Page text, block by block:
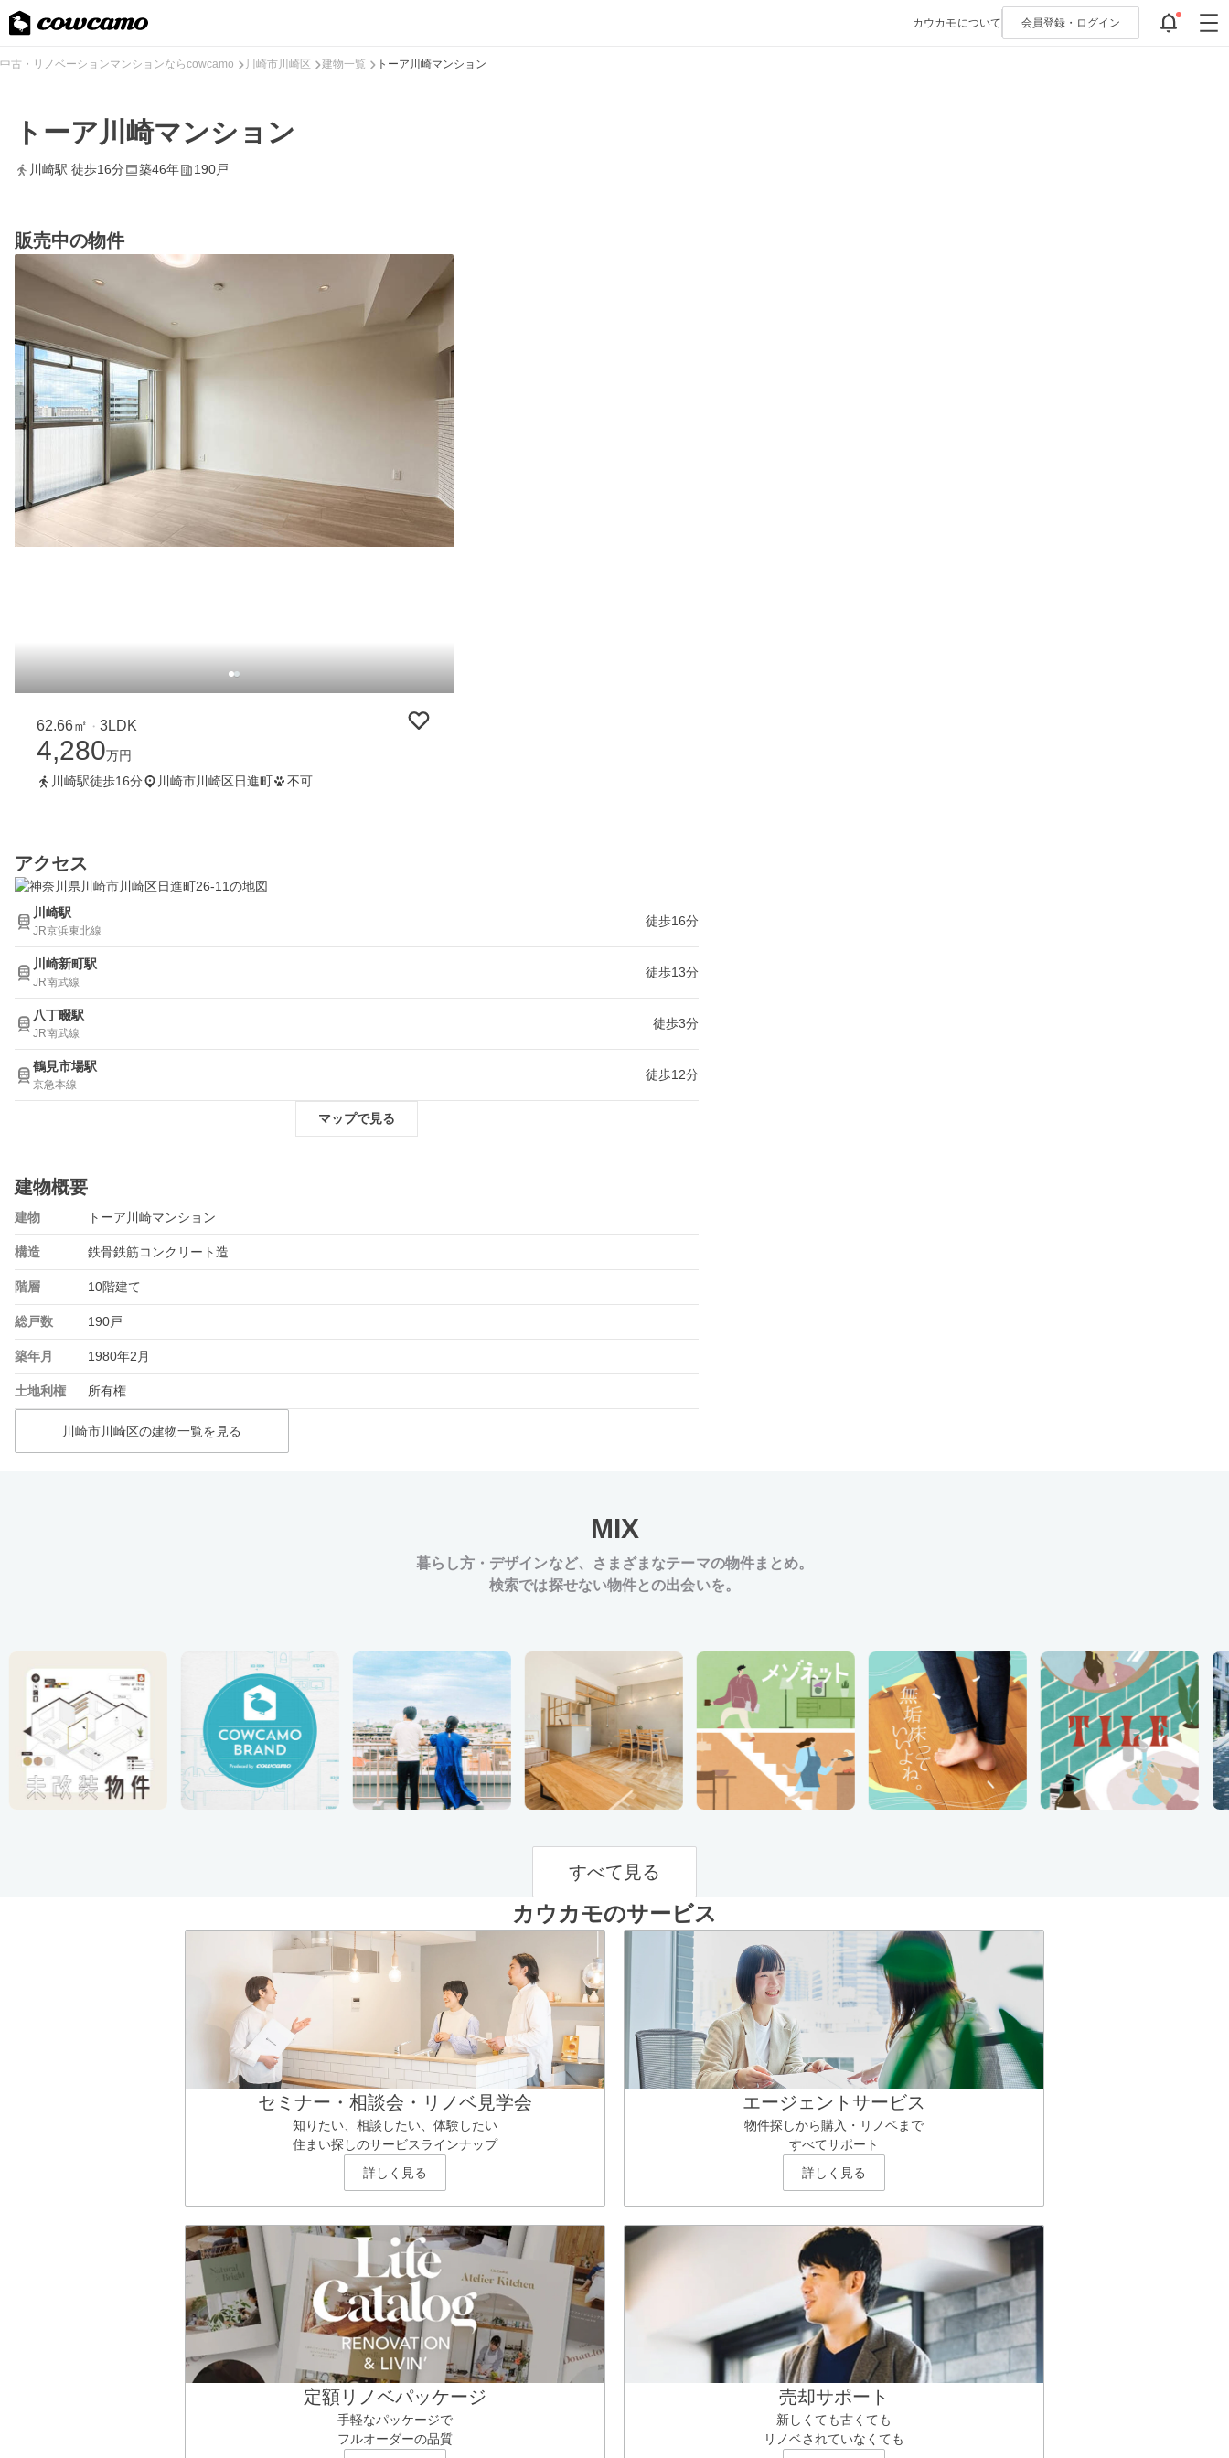
カウカモについて 会員登録・ ログイン
中古・リノベーションマンションならcowcamo 川崎市川崎区 建物一覧 トーア川崎マンション
トーア川崎マンション
川崎駅 徒歩16分 築46年 190戸
販売中の物件
62.66㎡ ・ 3LDK
4,280万円
川崎駅徒歩16分
川崎市川崎区日進町 不可
アクセス
川崎駅
JR京浜東北線
徒歩16分
川崎新町駅
JR南武線
徒歩13分
八丁畷駅
JR南武線
徒歩3分
鶴見市場駅
京急本線
徒歩12分
マップで見る
建物概要
建物 トーア川崎マンション
構造 鉄骨鉄筋コンクリート造
階層 10階建て
総戸数 190戸
築年月 1980年2月
土地利権 所有権
川崎市川崎区の建物一覧を見る
MIX
暮らし方・デザインなど、
さまざまなテーマの物件まとめ。
検索では探せない物件との出会いを。
すべて見る
カウカモのサービス
セミナー・相談会・リノベ見学会
知りたい、相談したい、体験したい
住まい探しのサービスラインナップ
詳しく見る
エージェントサービス
物件探しから購入・リノベまで
すべてサポート
詳しく見る
定額リノベパッケージ
手軽なパッケージで
フルオーダーの品質
売却サポート
新しくても古くても
リノベされていなくても